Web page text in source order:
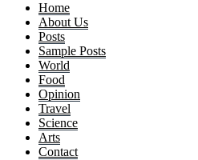
Home
About Us
Posts
Sample Posts
World
Food
Opinion
Travel
Science
Arts
Contact